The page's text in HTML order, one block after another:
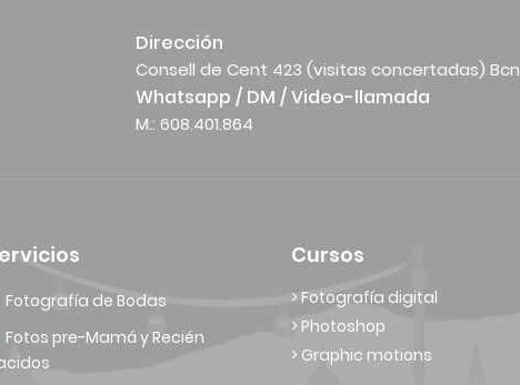
Dirección
Consell de Cent 423 (visitas concertadas) Bcn
Whatsapp / DM / Video-llamada
M.: 608.401.864
Fotografía de Bodas
Fotos pre-Mamá y Recién
Cursos
> Fotografía digital
> Photoshop
> Graphic motions